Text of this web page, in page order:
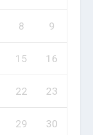
8 9
15 16
22 23
29 30